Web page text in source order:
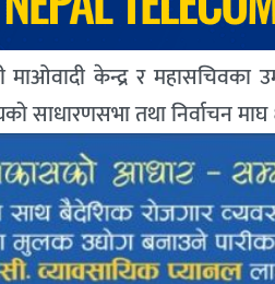
माओवादी केन्द्र र
साधारणसभा तथा निर्वाचन